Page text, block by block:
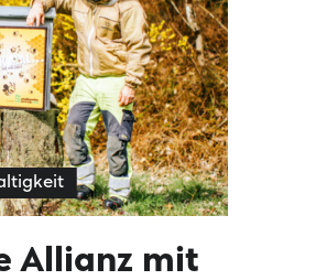
Allianz mit